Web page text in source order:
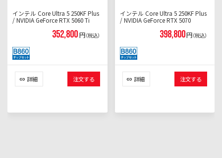
インテル Core Ultra 5 250KF Plus
/ NVIDIA GeForce RTX 5060 Ti
352,800円（税込）
詳細 注文する
インテル Core Ultra 5 250KF Plus
/ NVIDIA GeForce RTX 5070
398,800円（税込）
詳細 注文する